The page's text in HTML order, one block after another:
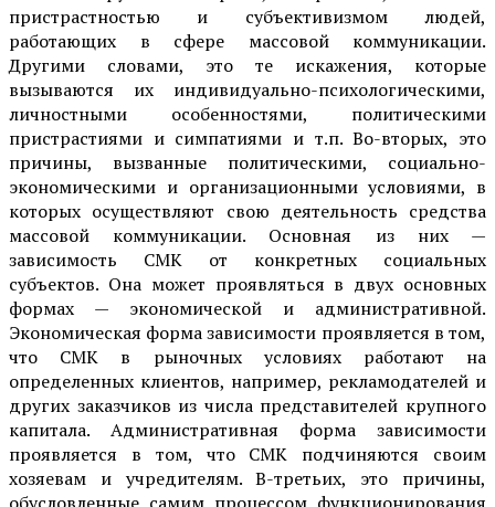
пристрастностью и субъективизмом людей,
работающих в сфере массовой коммуникации.
Другими словами, это те искажения, которые
вызываются их индивидуально-психологическими,
личностными особенностями, политическими
пристрастиями и симпатиями и т.п. Во-вторых, это
причины, вызванные политическими, социально-
экономическими и организационными условиями, в
которых осуществляют свою деятельность средства
массовой коммуникации. Основная из них —
зависимость СМК от конкретных социальных
субъектов. Она может проявляться в двух основных
формах — экономической и административной.
Экономическая форма зависимости проявляется в том,
что СМК в рыночных условиях работают на
определенных клиентов, например, рекламодателей и
других заказчиков из числа представителей крупного
капитала. Административная форма зависимости
проявляется в том, что СМК подчиняются своим
хозяевам и учредителям. В-третьих, это причины,